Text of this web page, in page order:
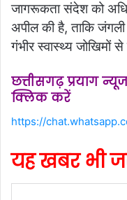
जागरूकता संदेश को
अपील की है, ताकि
गंभीर स्वास्थ्य जोखिमों
छत्तीसगढ़ प्रयाग
क्लिक करें
https://
यह खबर भी